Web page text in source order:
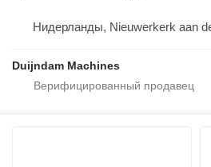
Нидерланды, Nieuwerkerk aan
Duijndam Machines